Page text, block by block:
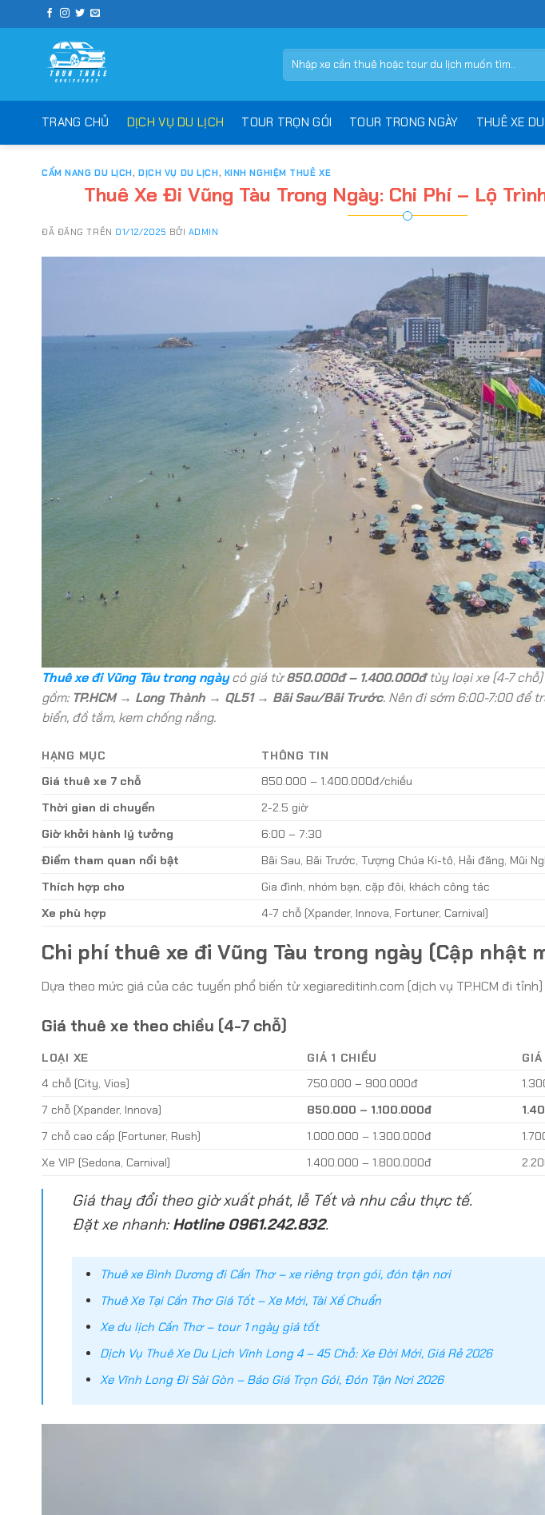
đến
Tìm
kiếm:
TRANG CHỦ DỊCH VỤ DU LỊCH TOUR TRỌN GÓI TOUR TRONG NGÀY THUÊ XE
CẨM NANG DU LỊCH,DỊCH VỤ DU LỊCH, KINH NGHIỆM THUÊ XE
Thuê Xe Đi Vũng Tàu Trong Ngày: Chi Phí – Lộ
ĐÃ ĐĂNG TRÊN 01/12/2025 BỞI ADMIN
Thuê xe đi Vũng Tàu trong ngàycó giá từ850.000đ – 1.400.000đtùy loại xe (4-7
gồm: TP.HCM → Long Thành → QL51 → Bãi Sau/Bãi Trước. Nên đi sớm 6:00-7:00 để
biển, đồ tắm, kem chống nắng.
HẠNG MỤC
THÔNG TIN
Giá thuê xe 7 chỗ
850.000 – 1.400.000đ/chiều
Thời gian di chuyển
2-2.5 giờ
Giờ khởi hành lý tưởng
6:00 – 7:30
Điểm tham quan nổi bật
Bãi Sau, Bãi Trước, Tượng Chúa Ki-tô, Hải đăng, Mũi
Thích hợp cho
Gia đình, nhóm bạn, cặp đôi, khách công tác
Xe phù hợp
4-7 chỗ (Xpander, Innova, Fortuner, Carnival)
Chi phí thuê xe đi Vũng Tàu trong ngày (Cập nhật
Dựa theo mức giá của các tuyến phổ biến từ xegiareditinh.com (dịch vụ TP.HCM đi tỉnh)
Giá thuê xe theo chiều (4-7 chỗ)
LOẠI XE GIÁ 1 CHIỀU
4 chỗ (City, Vios)
750.000 – 900.000đ
7 chỗ (Xpander, Innova)
850.000 – 1.100.000đ
7 chỗ cao cấp (Fortuner, Rush)
1.000.000 – 1.300.000đ
Xe VIP (Sedona, Carnival)
1.400.000 – 1.800.000đ
Giá thay đổi theo giờ xuất phát, lễ Tết và nhu cầu thực tế.
Đặt xe nhanh: Hotline 0961.242.832.
Thuê xe Bình Dương đi Cần Thơ – xe riêng trọn gói, đón tận nơi
Thuê Xe Tại Cần Thơ Giá Tốt – Xe Mới, Tài Xế Chuẩn
Xe du lịch Cần Thơ – tour 1 ngày giá tốt
Dịch Vụ Thuê Xe Du Lịch Vĩnh Long 4 – 45 Chỗ: Xe Đời Mới, Giá Rẻ 2026
Xe Vĩnh Long Đi Sài Gòn – Báo Giá Trọn Gói, Đón Tận Nơi 2026